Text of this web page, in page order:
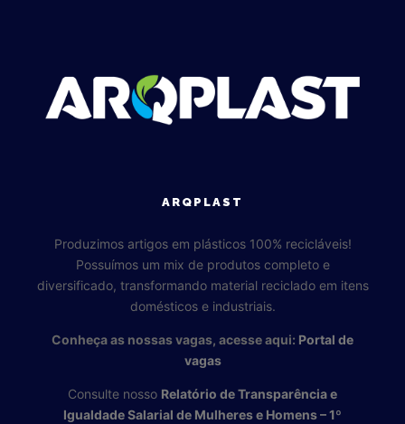
ARQPLAST
Produzimos artigos em plásticos 100% recicláveis!
Possuímos um mix de produtos completo e
diversificado, transformando material reciclado em itens
domésticos e industriais.
Conheça as nossas vagas, acesse aqui: Portal de
vagas
Consulte nosso Relatório de Transparência e
Igualdade Salarial de Mulheres e Homens – 1º